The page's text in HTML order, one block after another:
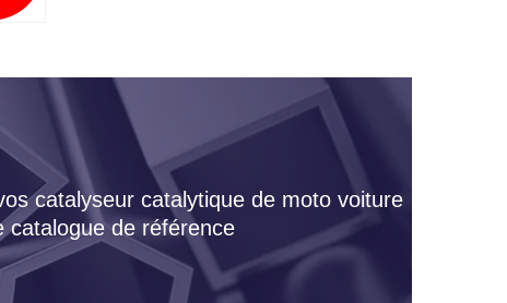
catalyseur catalytique de moto voiture
catalogue de référence